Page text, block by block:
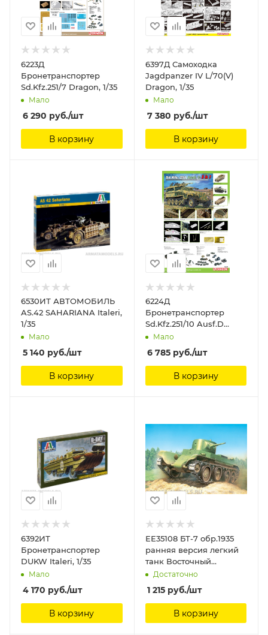
6223Д
Бронетранспортер
Sd.Kfz.251/7 Dragon, 1/35
Мало
6 290 руб./шт
В корзину
6397Д Самоходка
Jagdpanzer IV L/70(V)
Dragon, 1/35
Мало
7 380 руб./шт
В корзину
6530ИТ АВТОМОБИЛЬ
AS.42 SAHARIANA Italeri,
1/35
Мало
5 140 руб./шт
В корзину
6224Д
Бронетранспортер
Sd.Kfz.251/10 Ausf.D
3.7cm PAK Dragon, 1/35
Мало
6 785руб./шт
В корзину
6392ИТ
Бронетранспортер
DUKW Italeri, 1/35
Мало
4 170 руб./шт
В корзину
ЕЕ35108 БТ-7 обр.1935
ранняя версия легкий
танк Восточный
экспресс, 1/35
Достаточно
1 215руб./шт
В корзину